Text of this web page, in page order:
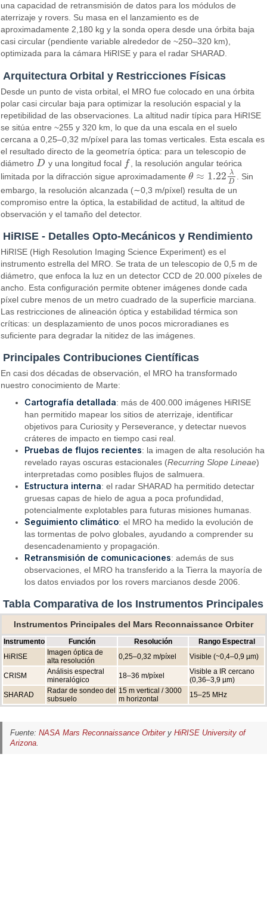
una capacidad de retransmisión de datos para los módulos de
aterrizaje y rovers. Su masa en el lanzamiento es de
aproximadamente 2,180 kg y la sonda opera desde una órbita baja
casi circular (pendiente variable alrededor de ~250–320 km),
optimizada para la cámara HiRISE y para el radar SHARAD.
Arquitectura Orbital y Restricciones Físicas
Desde un punto de vista orbital, el MRO fue colocado en una órbita
polar casi circular baja para optimizar la resolución espacial y la
repetibilidad de las observaciones. La altitud nadir típica para HiRISE
se sitúa entre ~255 y 320 km, lo que da una escala en el suelo
cercana a 0,25–0,32 m/píxel para las tomas verticales. Esta escala es
el resultado directo de la geometría óptica: para un telescopio de
diámetro D
D y una longitud focal f
f
, la resolución angular teórica
limitada por la difracción sigue aproximadamenteθ ≈ 1.22 λ
D
θ ≈1.22λD
. Sin
embargo, la resolución alcanzada (∼0,3 m/píxel) resulta de un
compromiso entre la óptica, la estabilidad de actitud, la altitud de
observación y el tamaño del detector.
HiRISE - Detalles Opto-Mecánicos y Rendimiento
HiRISE (High Resolution Imaging Science Experiment) es el
instrumento estrella del MRO. Se trata de un telescopio de 0,5 m de
diámetro, que enfoca la luz en un detector CCD de 20.000 píxeles de
ancho. Esta configuración permite obtener imágenes donde cada
píxel cubre menos de un metro cuadrado de la superficie marciana.
Las restricciones de alineación óptica y estabilidad térmica son
críticas: un desplazamiento de unos pocos microradianes es
suficiente para degradar la nitidez de las imágenes.
Principales Contribuciones Científicas
En casi dos décadas de observación, el MRO ha transformado
nuestro conocimiento de Marte:
Cartografía detallada: más de 400.000 imágenes HiRISE
han permitido mapear los sitios de aterrizaje, identificar
objetivos para Curiosity y Perseverance, y detectar nuevos
cráteres de impacto en tiempo casi real.
Pruebas de flujos recientes: la imagen de alta resolución ha
revelado rayas oscuras estacionales (Recurring Slope Lineae)
interpretadas como posibles flujos de salmuera.
Estructura interna: el radar SHARAD ha permitido detectar
gruesas capas de hielo de agua a poca profundidad,
potencialmente explotables para futuras misiones humanas.
Seguimiento climático: el MRO ha medido la evolución de
las tormentas de polvo globales, ayudando a comprender su
desencadenamiento y propagación.
Retransmisión de comunicaciones: además de sus
observaciones, el MRO ha transferido a la Tierra la mayoría de
los datos enviados por los rovers marcianos desde 2006.
Tabla Comparativa de los Instrumentos Principales
Instrumentos Principales del Mars Reconnaissance Orbiter
Instrumento Función Resolución
Rango Espectral
HiRISE
Imagen óptica de
alta resolución
0,25–0,32 m/píxel Visible (~0,4–0,9 µm)
CRISM
Análisis espectral
mineralógico
18–36 m/píxel
Visible a IR cercano
(0,36–3,9 µm)
SHARAD
Radar de sondeo del
subsuelo
15 m vertical / 3000
m horizontal
15–25 MHz
Fuente: NASA Mars Reconnaissance Orbitery HiRISE University of
Arizona.